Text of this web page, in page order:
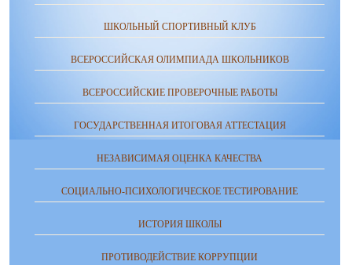
ШКОЛЬНЫЙ СПОРТИВНЫЙ КЛУБ
ВСЕРОССИЙСКАЯ ОЛИМПИАДА ШКОЛЬНИКОВ
ВСЕРОССИЙСКИЕ ПРОВЕРОЧНЫЕ РАБОТЫ
ГОСУДАРСТВЕННАЯ ИТОГОВАЯ АТТЕСТАЦИЯ
НЕЗАВИСИМАЯ ОЦЕНКА КАЧЕСТВА
СОЦИАЛЬНО-ПСИХОЛОГИЧЕСКОЕ ТЕСТИРОВАНИЕ
ИСТОРИЯ ШКОЛЫ
ПРОТИВОДЕЙСТВИЕ КОРРУПЦИИ